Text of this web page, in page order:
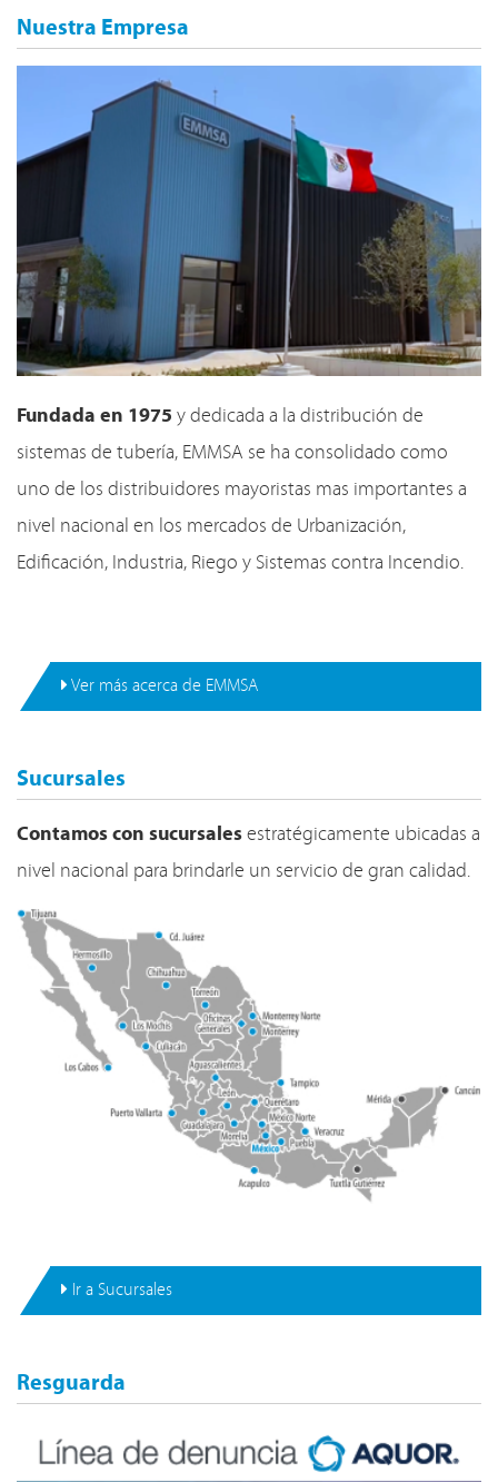
Nuestra Empresa
Fundada en 1975 y dedicada a la distribución de
sistemas de tubería, EMMSA se ha consolidado como
uno de los distribuidores mayoristas mas importantes a
nivel nacional en los mercados de Urbanización,
Edificación, Industria, Riego y Sistemas contra Incendio.
Ver más acerca de EMMSA
Sucursales
Contamos con sucursales estratégicamente ubicadas a
nivel nacional para brindarle un servicio de gran calidad.
Ir a Sucursales
Resguarda